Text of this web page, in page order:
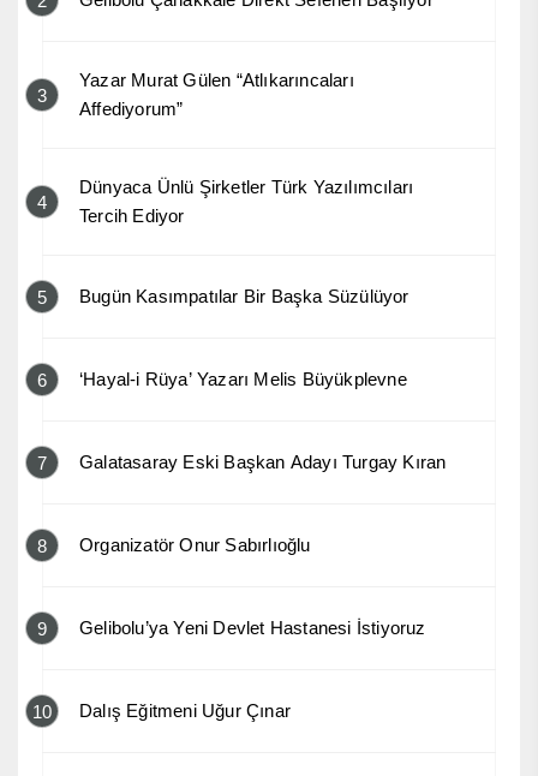
3
Yazar Murat Gülen “Atlıkarıncaları
Affediyorum”
4
Dünyaca Ünlü Şirketler Türk Yazılımcıları
Tercih Ediyor
5 Bugün Kasımpatılar Bir Başka Süzülüyor
6 ‘Hayal-i Rüya’ Yazarı Melis Büyükplevne
7 Galatasaray Eski Başkan Adayı Turgay Kıran
8 Organizatör Onur Sabırlıoğlu
9 Gelibolu’ya Yeni Devlet Hastanesi İstiyoruz
10 Dalış Eğitmeni Uğur Çınar